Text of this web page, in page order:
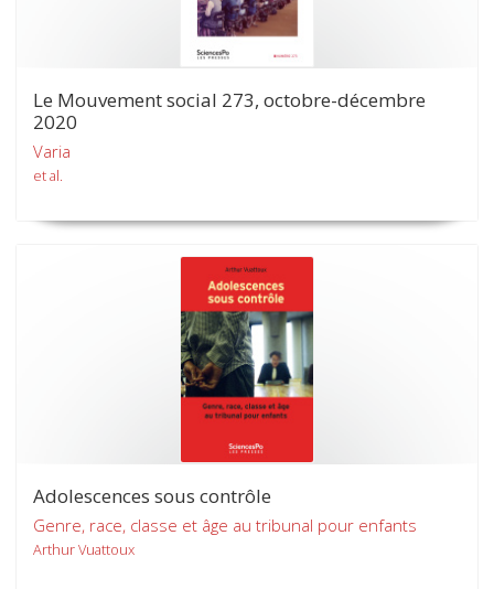
Le Mouvement social 273, octobre-décembre
2020
Varia
et al.
Adolescences sous contrôle
Genre, race, classe et âge au tribunal pour enfants
Arthur Vuattoux